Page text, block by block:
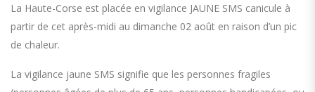
La Haute-Corse est placée en vigilance JAUNE SMS canicule à
partir de cet après-midi au dimanche 02 août en raison d’un pic
de chaleur.
La vigilance jaune SMS signifie que les personnes fragiles